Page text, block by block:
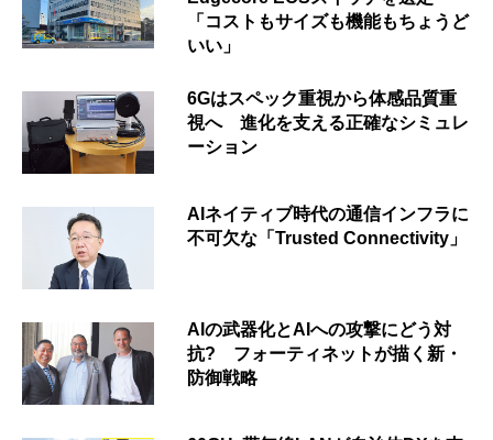
「コストもサイズも機能もちょうど
いい」
6Gはスペック重視から体感品質重
視へ 進化を支える正確なシミュレ
ーション
AIネイティブ時代の通信インフラに
不可欠な「Trusted Connectivity」
AIの武器化とAIへの攻撃にどう対
抗? フォーティネットが描く新・
防御戦略